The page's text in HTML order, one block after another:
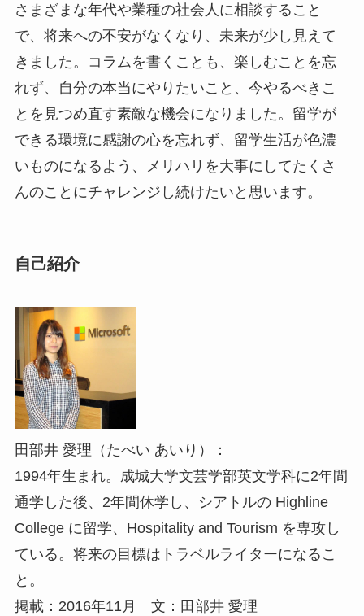
さまざまな年代や業種の社会人に相談すること
で、将来への不安がなくなり、未来が少し見えて
きました。コラムを書くことも、楽しむことを忘
れず、自分の本当にやりたいこと、今やるべきこ
とを見つめ直す素敵な機会になりました。留学が
できる環境に感謝の心を忘れず、留学生活が色濃
いものになるよう、メリハリを大事にしてたくさ
んのことにチャレンジし続けたいと思います。
自己紹介
田部井 愛理（たべい あいり）：
1994年生まれ。成城大学文芸学部英文学科に2年間
通学した後、2年間休学し、シアトルの Highline
College に留学、Hospitality and Tourism を専攻し
ている。将来の目標はトラベルライターになるこ
と。
掲載：2016年11月 文：田部井 愛理